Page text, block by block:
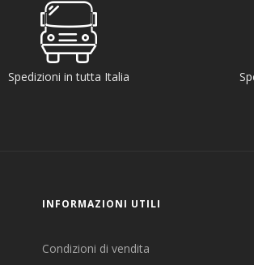
Spedizioni in tutta Italia
INFORMAZIONI UTILI
Condizioni di vendita